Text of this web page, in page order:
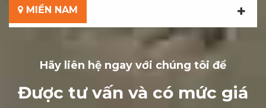
MIỀN NAM
Hãy liên hệ ngay với chúng tôi để
Được tư vấn và có mức giá